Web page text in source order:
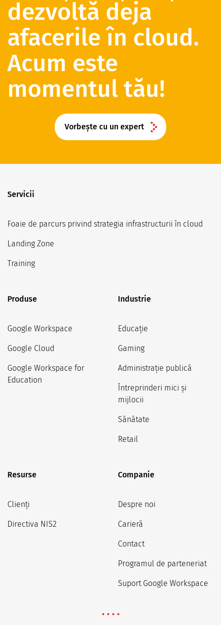
dezvoltă deja
afacerile în cloud.
Acum este
momentul tău!
Vorbește cu un expert
Servicii
Foaie de parcurs privind strategia infrastructurii în cloud
Landing Zone
Training
Produse
Google Workspace
Google Cloud
Google Workspace for
Education
Industrie
Educație
Gaming
Administrație publică
Întreprinderi mici și
mijlocii
Sănătate
Retail
Resurse
Clienți
Directiva NIS2
Companie
Despre noi
Carieră
Contact
Programul de parteneriat
Suport Google Workspace